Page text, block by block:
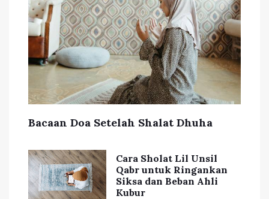
Bacaan Doa Setelah Shalat Dhuha
Cara Sholat Lil Unsil
Qabr untuk Ringankan
Siksa dan Beban Ahli
Kubur